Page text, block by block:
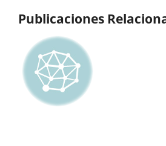
Publicaciones